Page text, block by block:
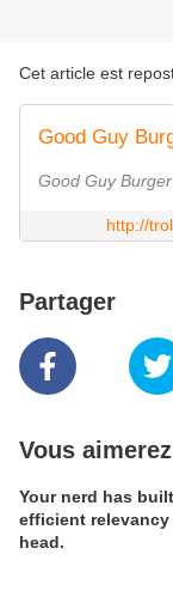
Cet article est
Good Guy
Good Guy
http://
Partager
Vous
Your nerd has
efficient
head.